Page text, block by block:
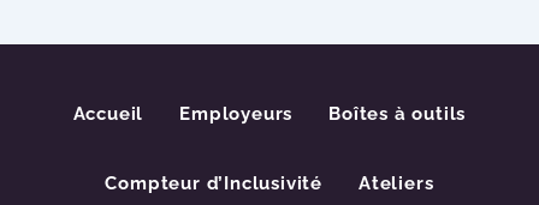
Accueil Employeurs Boîtes à outils
Compteur d’Inclusivité Ateliers